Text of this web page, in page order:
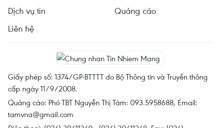
Dịch vụ tin
Quảng cáo
Liên hệ
Giấy phép số: 1374/GP-BTTTT do Bộ Thông tin và Truyền thông
cấp ngày 11/9/2008.
Quảng cáo: Phó TBT Nguyễn Thị Tám: 093.5958688, Email:
tamvna@gmail.com